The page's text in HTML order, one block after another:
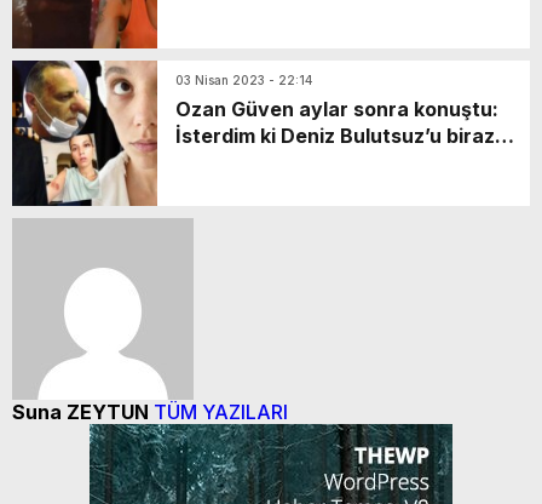
03 Nisan 2023 - 22:14
Ozan Güven aylar sonra konuştu:
İsterdim ki Deniz Bulutsuz’u biraz
Suna ZEYTUN TÜM YAZILARI